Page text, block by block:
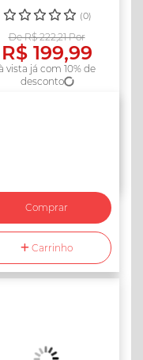
(0)
De R$ 222,21 Por
R$ 199,99
vista já com 10% de
desconto
Comprar
Carrinho